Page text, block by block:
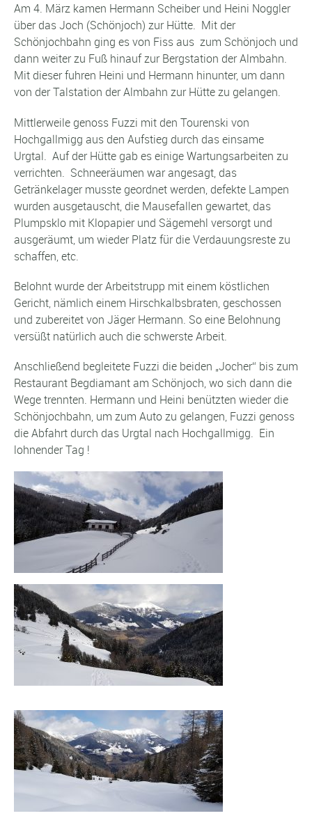
Am 4. März kamen Hermann Scheiber und Heini Noggler
über das Joch (Schönjoch) zur Hütte. Mit der
Schönjochbahn ging es von Fiss aus zum Schönjoch und
dann weiter zu Fuß hinauf zur Bergstation der Almbahn.
Mit dieser fuhren Heini und Hermann hinunter, um dann
von der Talstation der Almbahn zur Hütte zu gelangen.
Mittlerweile genoss Fuzzi mit den Tourenski von
Hochgallmigg aus den Aufstieg durch das einsame
Urgtal. Auf der Hütte gab es einige Wartungsarbeiten zu
verrichten. Schneeräumen war angesagt, das
Getränkelager musste geordnet werden, defekte Lampen
wurden ausgetauscht, die Mausefallen gewartet, das
Plumpsklo mit Klopapier und Sägemehl versorgt und
ausgeräumt, um wieder Platz für die Verdauungsreste zu
schaffen, etc.
Belohnt wurde der Arbeitstrupp mit einem köstlichen
Gericht, nämlich einem Hirschkalbsbraten, geschossen
und zubereitet von Jäger Hermann. So eine Belohnung
versüßt natürlich auch die schwerste Arbeit.
Anschließend begleitete Fuzzi die beiden „Jocher“ bis zum
Restaurant Begdiamant am Schönjoch, wo sich dann die
Wege trennten. Hermann und Heini benützten wieder die
Schönjochbahn, um zum Auto zu gelangen, Fuzzi genoss
die Abfahrt durch das Urgtal nach Hochgallmigg. Ein
lohnender Tag !